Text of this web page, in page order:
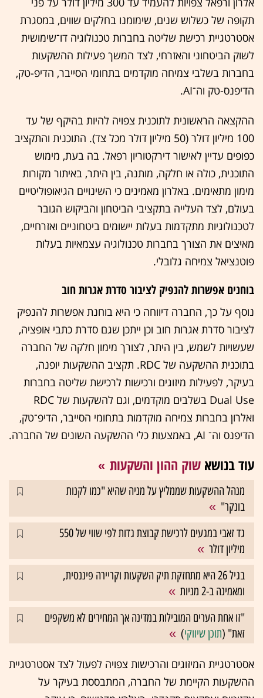
תקופה של כשלוש שנים, שימומנו בחלקים שווים, במסגרת
אסטרטגיית רכישת שליטה בחברות טכנולוגיה דו־שימושית
לשוק הביטחוני והאזרחי, לצד המשך פעילות ההשקעות
בחברות בשלבי צמיחה מוקדמים בתחומי הסייבר, הדיפ-טק,
הדיפנס-טק וה־AI.
ההקצאה הראשונית לתוכנית צפויה להיות בהיקף של עד
100 מיליון דולר (50 מיליון דולר מכל צד). התוכנית והתקציב
כפופים עדיין לאישור דירקטוריון רפאל. בה בעת, מימוש
התוכנית, כולה או חלקה, מותנה, בין היתר, באיתור מקורות
מימון מתאימים. באלרון מאמינים כי השינויים הגיאופוליטיים
בעולם, לצד העלייה בתקציבי הביטחון והביקוש הגובר
לטכנולוגיות מתקדמות בעלות יישומים ביטחוניים ואזרחיים,
מאיצים את הצורך בחברות טכנולוגיה עצמאיות בעלות
פוטנציאל צמיחה גלובלי.
בוחנים אפשרות להנפיק לציבור סדרת אגרות חוב
נוסף על כך, החברה דיווחה כי היא בוחנת אפשרות להנפיק
לציבור סדרת אגרות חוב וכן ייתכן שגם סדרת כתבי אופציה,
שעשויות לשמש, בין היתר, לצורך מימון חלקה של החברה
בתוכנית ההשקעה של RDC. תקציב ההשקעות יופנה,
בעיקר, לפעילות מיזוגים ורכישות לרכישת שליטה בחברות
Dual Use בשלבים מוקדמים, וגם להשקעות של RDC
ואלרון בחברות צמיחה מוקדמות בתחומי הסייבר, הדיפ־טק,
הדיפנס וה־ AI, באמצעות כלי ההשקעה השונים של החברה.
עוד בנושא שוק ההון והשקעות
מנהל ההשקעות שממליץ על מניה שהיא "כמו לקנות
בונקר"
גד זאבי במגעים לרכישת קבוצת גדות לפי שווי של 550
מיליון דולר
בגיל 26 היא מתחזקת תיק השקעות וקריירה פיננסית,
ומאמינה ב-2 מניות
"זו אחת הערים המובילות במדינה אך המחירים לא משקפים
זאת" (תוכן שיווקי)
אסטרטגיית המיזוגים והרכישות צפויה לפעול לצד אסטרטגיית
ההשקעות הקיימת של החברה, המתבססת בעיקר על